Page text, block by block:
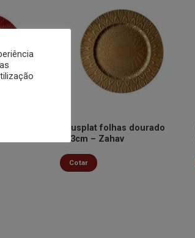
lista de
desejos
Minha
lista de
desejos
Sousplat folhas dourado
ø33cm – Zahav
Cotar